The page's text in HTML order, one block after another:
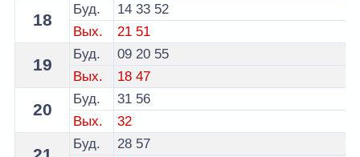
18
Буд. 14 33 52
Вых.
21 51
19
Буд. 09 20 55
Вых.
18 47
20
Буд. 31 56
Вых.
32
Буд. 28 57